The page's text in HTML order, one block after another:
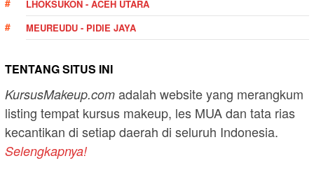
LHOKSUKON - ACEH UTARA
MEUREUDU - PIDIE JAYA
TENTANG SITUS INI
KursusMakeup.com adalah website yang merangkum
listing tempat kursus makeup, les MUA dan tata rias
kecantikan di setiap daerah di seluruh Indonesia.
Selengkapnya!